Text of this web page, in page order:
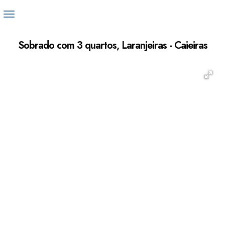
Sobrado com 3 quartos, Laranjeiras - Caieiras